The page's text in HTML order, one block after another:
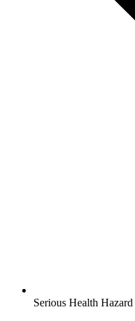
Serious Health Hazard